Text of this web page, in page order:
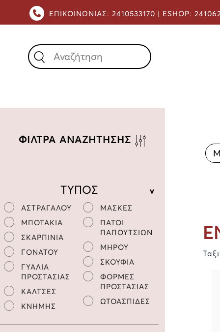
ΕΠΙΚΟΙΝΩΝΙΑΣ: 2410533170 | ESHOP:
ΦΙΛΤΡΑ ΑΝΑΖΗΤΗΣΗΣ
ΤΥΠΟΣ
ΑΣΤΡΑΓΑΛΟΥ
ΜΠΟΤΑΚΙΑ
ΣΚΑΡΠΙΝΙΑ
ΓΟΝΑΤΟΥ
ΓΥΑΛΙΑ
ΠΡΟΣΤΑΣΙΑΣ
ΚΑΛΤΣΕΣ
ΚΝΗΜΗΣ
ΜΑΣΚΕΣ
ΠΑΤΟΙ
ΠΑΠΟΥΤΣΙΩΝ
ΜΗΡΟΥ
ΣΚΟΥΦΙΑ
ΦΟΡΜΕΣ
ΠΡΟΣΤΑΣΙΑΣ
ΩΤΟΑΣΠΙΔΕΣ